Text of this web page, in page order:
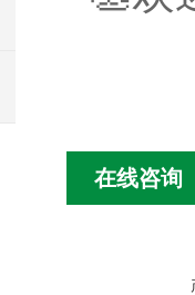
在线咨询